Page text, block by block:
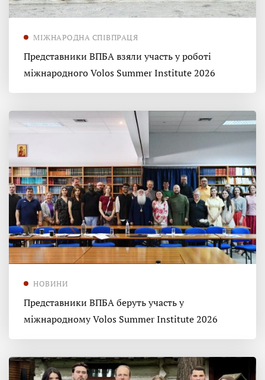
МІЖНАРОДНА СПІВПРАЦЯ
Представники ВПБА взяли участь у роботі
міжнародного Volos Summer Institute 2026
НОВИНИ
Представники ВПБА беруть участь у
міжнародному Volos Summer Institute 2026